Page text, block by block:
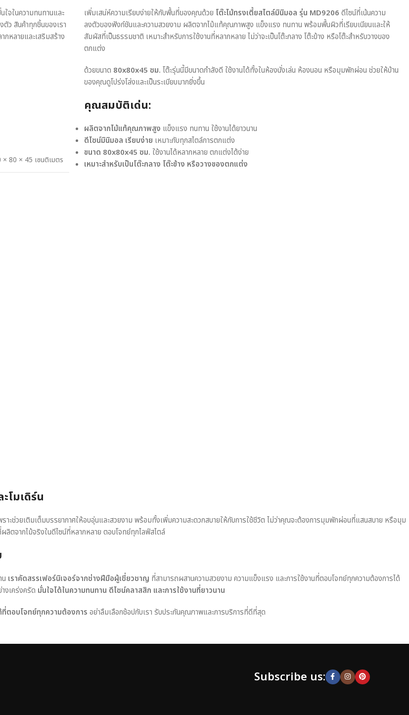
จในความทนทานและ
ตัว สินค้าทุกชิ้นของเรา
หลายและเสริมสร้าง
× 80 × 45 เซนติเมตร
เพิ่มเสน่ห์ความเรียบง่ายให้กับพื้นที่ของคุณด้วย โต๊ะไม้ทรงเตี้ยสไตล์มินิมอล รุ่น MD9206 ดีไซน์ที่เน้นความ
ลงตัวของฟังก์ชันและความสวยงาม ผลิตจากไม้แท้คุณภาพสูง แข็งแรง ทนทาน พร้อมพื้นผิวที่เรียบเนียนและให้
สัมผัสที่เป็นธรรมชาติ เหมาะสำหรับการใช้งานที่หลากหลาย ไม่ว่าจะเป็นโต๊ะกลาง โต๊ะข้าง หรือโต๊ะสำหรับวางของ
ตกแต่ง
ด้วยขนาด 80x80x45 ซม. โต๊ะรุ่นนี้มีขนาดกำลังดี ใช้งานได้ทั้งในห้องนั่งเล่น ห้องนอน หรือมุมพักผ่อน ช่วยให้บ้าน
ของคุณดูโปร่งโล่งและเป็นระเบียบมากยิ่งขึ้น
คุณสมบัติเด่น:
ผลิตจากไม้แท้คุณภาพสูง แข็งแรง ทนทาน ใช้งานได้ยาวนาน
ดีไซน์มินิมอล เรียบง่าย เหมาะกับทุกสไตล์การตกแต่ง
ขนาด 80x80x45 ซม. ใช้งานได้หลากหลาย ตกแต่งได้ง่าย
เหมาะสำหรับเป็นโต๊ะกลาง โต๊ะข้าง หรือวางของตกแต่ง
โมเดิร์น
าะช่วยเติมเต็มบรรยากาศให้อบอุ่นและสวยงาม พร้อมทั้งเพิ่มความสะดวกสบายให้กับการใช้ชีวิต ไม่ว่าคุณจะต้องการมุมพักผ่อนที่แสนสบาย หรือมุม
ลิตจากไม้จริงในดีไซน์ที่หลากหลาย ตอบโจทย์ทุกไลฟ์สไตล์
เราคัดสรรเฟอร์นิเจอร์จากช่างฝีมือผู้เชี่ยวชาญ ที่สามารถผสานความสวยงาม ความแข็งแรง และการใช้งานที่ตอบโจทย์ทุกความต้องการได้
งเคร่งครัด มั่นใจได้ในความทนทาน ดีไซน์คลาสสิก และการใช้งานที่ยาวนาน
ที่ตอบโจทย์ทุกความต้องการ อย่าลืมเลือกช้อปกับเรา รับประกันคุณภาพและการบริการที่ดีที่สุด
Subscribe us: